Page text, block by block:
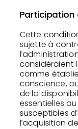
Participation
Cette
sujette à
considéraient
comme
conscience,
de la
essentielles
susceptibles
l’acquisition